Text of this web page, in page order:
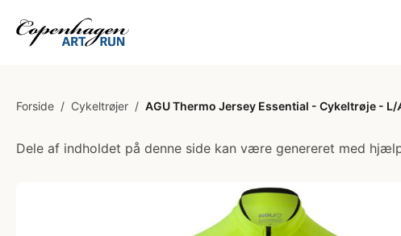
Forside / Cykeltrøjer / AGU Thermo Jersey Essential - Cykeltrøje -
Dele af indholdet på denne side kan være genereret med